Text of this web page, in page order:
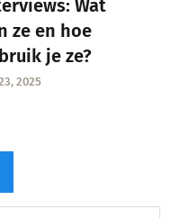
Wat
ze en hoe
je ze?
2025